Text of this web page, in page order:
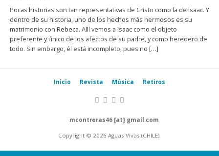
Pocas historias son tan representativas de Cristo como la de Isaac. Y
dentro de su historia, uno de los hechos más hermosos es su
matrimonio con Rebeca. Allí vemos a Isaac como el objeto
preferente y único de los afectos de su padre, y como heredero de
todo. Sin embargo, él está incompleto, pues no […]
Inicio Revista Música Retiros
mcontreras46 [at] gmail.com
Copyright © 2026 Aguas Vivas (CHILE).